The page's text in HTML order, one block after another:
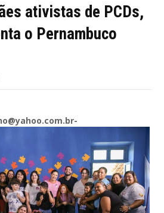
ativistas de PCDs,
o Pernambuco